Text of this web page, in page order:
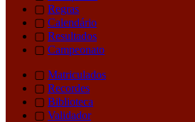
▢ Regras
▢ Calendário
▢ Resultados
▢ Campeonato
▢ Matriculados
▢ Recordes
▢ Biblioteca
▢ Validador